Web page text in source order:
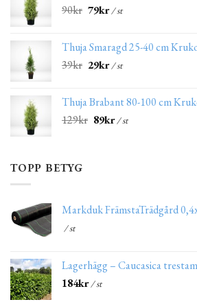
90kr 79kr/ st
Thuja Smaragd 25-40 cm
39kr 29kr/ st
Thuja Brabant 80-100 cm
129kr 89kr/ st
TOPP BETYG
Markduk FrämstaTrädgård
/ st
Lagerhägg – Caucasica
184kr/ st